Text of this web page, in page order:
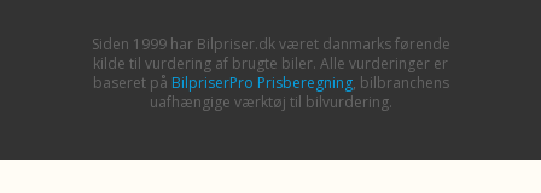
Siden 1999 har Bilpriser.dk været danmarks førende
kilde til vurdering af brugte biler. Alle vurderinger er
baseret på BilpriserPro Prisberegning, bilbranchens
uafhængige værktøj til bilvurdering.